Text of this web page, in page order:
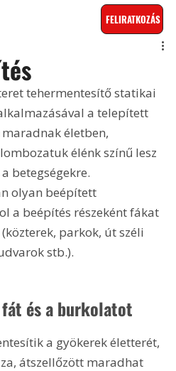
FELIRATKOZÁS
tehermentesítő statikai
a telepített
életben,
élénk színű lesz
betegségekre.
olyan beépített
a beépítés részeként fákat
parkok, út széli
stb.).
és a burkolatot
a gyökerek életterét,
átszellőzött maradhat